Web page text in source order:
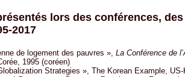
lors des conférences,
2017
de logement des pauvres », La Conférence de
1995 (coréen)
Strategies », The Korean Example,